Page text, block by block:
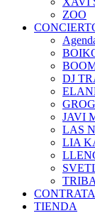
ZOO
DJ
JAVI
LAS
LIA
TIENDA